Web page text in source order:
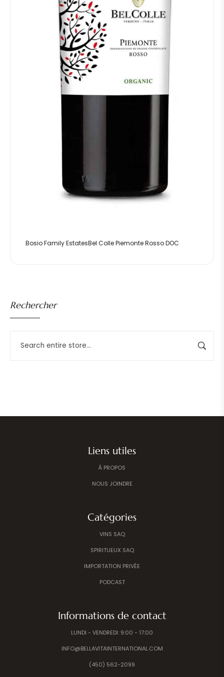
Rechercher
Bosio Family EstatesBel Colle Piemonte Rosso DOC
Liens utiles
À PROPOS
NOUS JOINDRE
Catégories
VINS SAQ
SPIRITUEUX SAQ
IMPORTATION PRIVÉE
PODCAST
Informations de contact
LUNDI - VENDREDI: 9:00 - 17:00
INFO@BELLAVITAINTERNATIONAL.COM
(450) 562-2099